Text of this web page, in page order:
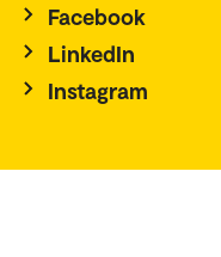
Facebook
LinkedIn
Instagram